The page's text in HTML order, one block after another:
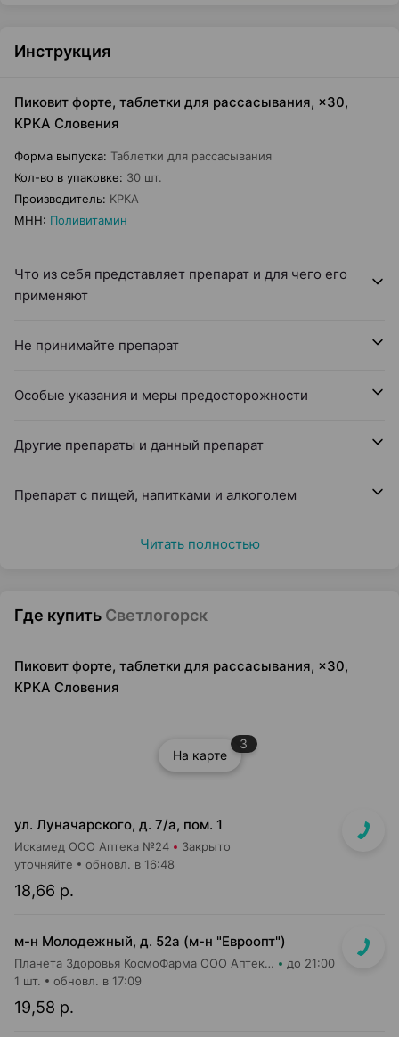
Инструкция
Пиковит форте, таблетки для рассасывания, ×30,
КРКА Словения
Форма выпуска: Таблетки для рассасывания
Кол-во в упаковке: 30 шт.
Производитель: КРКА
МНН: Поливитамин
Что из себя представляет препарат и для чего его
применяют
Не принимайте препарат
Особые указания и меры предосторожности
Другие препараты и данный препарат
Препарат с пищей, напитками и алкоголем
Читать полностью
Где купить Светлогорск
Пиковит форте, таблетки для рассасывания, ×30,
КРКА Словения
На карте
3
ул. Луначарского, д. 7/а, пом. 1
Искамед ООО Аптека №24 Закрыто
18,66 р.
уточняйте обновл. в 16:48
м-н Молодежный, д. 52а (м-н "Евроопт")
Планета Здоровья КосмоФарма ООО Аптека №9 до 21:00
19,58 р.
1 шт. обновл. в 17:09